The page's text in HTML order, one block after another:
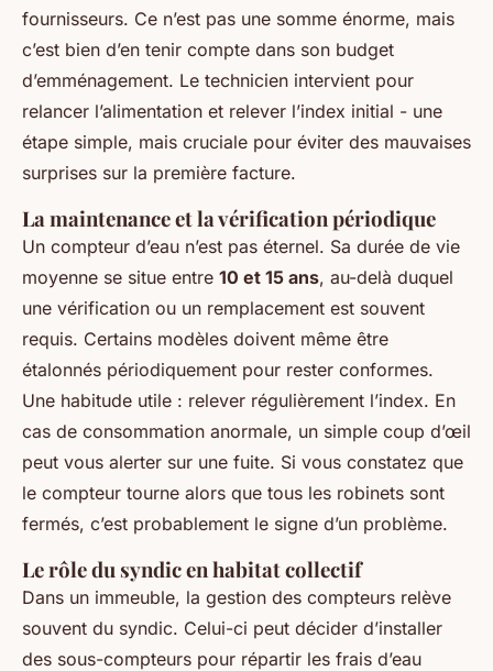
fournisseurs. Ce n’est pas une somme énorme, mais
c’est bien d’en tenir compte dans son budget
d’emménagement. Le technicien intervient pour
relancer l’alimentation et relever l’index initial - une
étape simple, mais cruciale pour éviter des mauvaises
surprises sur la première facture.
La maintenance et la vérification périodique
Un compteur d’eau n’est pas éternel. Sa durée de vie
moyenne se situe entre 10 et 15 ans, au-delà duquel
une vérification ou un remplacement est souvent
requis. Certains modèles doivent même être
étalonnés périodiquement pour rester conformes.
Une habitude utile : relever régulièrement l’index. En
cas de consommation anormale, un simple coup d’œil
peut vous alerter sur une fuite. Si vous constatez que
le compteur tourne alors que tous les robinets sont
fermés, c’est probablement le signe d’un problème.
Le rôle du syndic en habitat collectif
Dans un immeuble, la gestion des compteurs relève
souvent du syndic. Celui-ci peut décider d’installer
des sous-compteurs pour répartir les frais d’eau